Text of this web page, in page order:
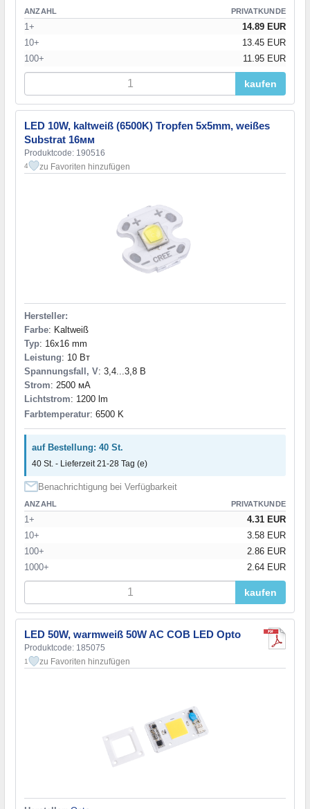
ANZAHL PRIVATKUNDE
1+
14.89 EUR
10+
13.45 EUR
100+
11.95 EUR
kaufen
LED 10W, kaltweiß (6500K) Tropfen 5х5mm, weißes
Substrat 16мм
Produktcode: 190516
4 zu Favoriten hinzufügen
Hersteller:
Farbe: Kaltweiß
Typ: 16x16 mm
Leistung: 10 Вт
Spannungsfall, V: 3,4...3,8 В
Strom: 2500 мА
Lichtstrom: 1200 lm
Farbtemperatur: 6500 K
auf Bestellung: 40 St.
40 St. - Lieferzeit 21-28 Tag (e)
Benachrichtigung bei Verfügbarkeit
ANZAHL PRIVATKUNDE
1+
4.31 EUR
10+
3.58 EUR
100+
2.86 EUR
1000+
2.64 EUR
kaufen
LED 50W, warmweiß 50W AC COB LED Opto
Produktcode: 185075
1 zu Favoriten hinzufügen